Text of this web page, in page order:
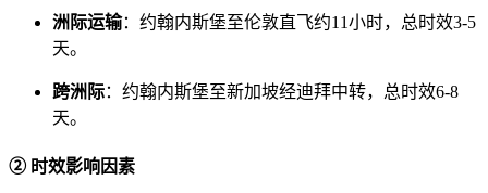
洲际运输：约翰内斯堡至伦敦直飞约11小时，总时效3-5
天。
跨洲际：约翰内斯堡至新加坡经迪拜中转，总时效6-8
天。
② 时效影响因素